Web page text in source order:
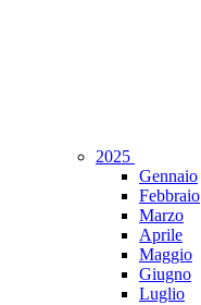
2025
Gennaio
Febbraio
Marzo
Aprile
Maggio
Giugno
Luglio